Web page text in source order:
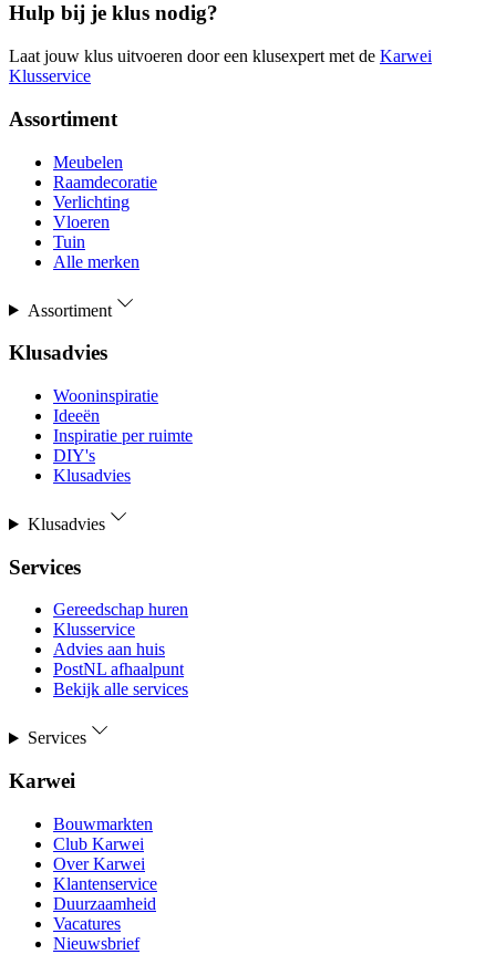
Hulp bij je klus nodig?
Laat jouw klus uitvoeren door een klusexpert met de Karwei
Klusservice
Assortiment
Meubelen
Raamdecoratie
Verlichting
Vloeren
Tuin
Alle merken
Assortiment
Klusadvies
Wooninspiratie
Ideeën
Inspiratie per ruimte
DIY's
Klusadvies
Klusadvies
Services
Gereedschap huren
Klusservice
Advies aan huis
PostNL afhaalpunt
Bekijk alle services
Services
Karwei
Bouwmarkten
Club Karwei
Over Karwei
Klantenservice
Duurzaamheid
Vacatures
Nieuwsbrief